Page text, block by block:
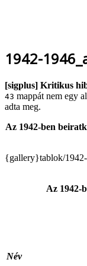
1942-
[sigplus] Kritikus
43 mappát nem egy
adta meg.
Az 1942-ben
{gallery}tablok/
Az 1942-
Név